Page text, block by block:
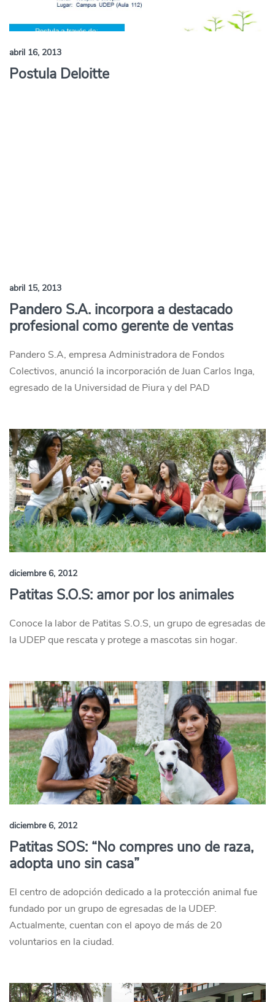
abril 16, 2013
Postula Deloitte
abril 15, 2013
Pandero S.A. incorpora a destacado
profesional como gerente de ventas
Pandero S.A, empresa Administradora de Fondos
Colectivos, anunció la incorporación de Juan Carlos Inga,
egresado de la Universidad de Piura y del PAD
diciembre 6, 2012
Patitas S.O.S: amor por los animales
Conoce la labor de Patitas S.O.S, un grupo de egresadas de
la UDEP que rescata y protege a mascotas sin hogar.
diciembre 6, 2012
Patitas SOS: “No compres uno de raza,
adopta uno sin casa”
El centro de adopción dedicado a la protección animal fue
fundado por un grupo de egresadas de la UDEP.
Actualmente, cuentan con el apoyo de más de 20
voluntarios en la ciudad.